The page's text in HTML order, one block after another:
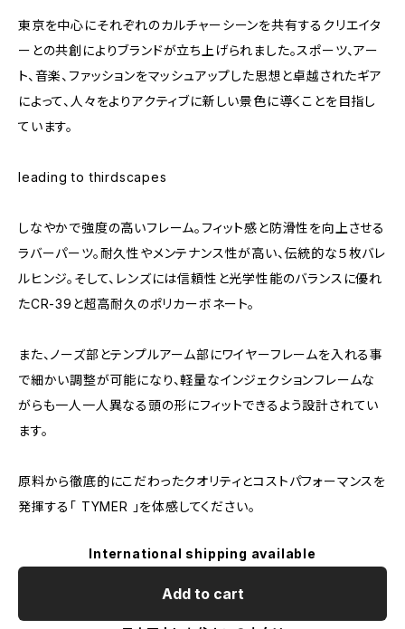
東京を中心にそれぞれのカルチャーシーンを共有するクリエイタ
ーとの共創によりブランドが立ち上げられました。スポーツ、アー
ト、音楽、ファッションをマッシュアップした思想と卓越されたギア
によって、人々をよりアクティブに新しい景色に導くことを目指し
ています。
leading to thirdscapes
しなやかで強度の高いフレーム。フィット感と防滑性を向上させる
ラバーパーツ。耐久性やメンテナンス性が高い、伝統的な５枚バレ
ルヒンジ。そして、レンズには信頼性と光学性能のバランスに優れ
たCR-39と超高耐久のポリカーボネート。
また、ノーズ部とテンプルアーム部にワイヤーフレームを入れる事
で細かい調整が可能になり、軽量なインジェクションフレームな
がらも一人一人異なる頭の形にフィットできるよう設計されてい
ます。
原料から徹底的にこだわったクオリティとコストパフォーマンスを
発揮する「 TYMER 」を体感してください。
International shipping available
Add to cart